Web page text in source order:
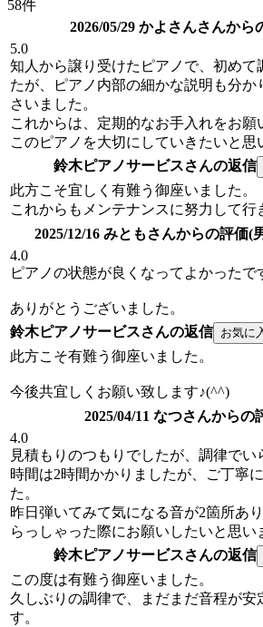
58件
2026/05/29 かよさんさんから
5.0
知人から譲り受けたピアノで、初めて
たが、ピアノ内部の細かな説明も分か
さいました。
これからは、定期的なお手入れをお願
このピアノを大切にしていきたいと思
鈴木ピアノサービスさんの返信
此方こそ宜しく有難う御座いました。
これからもメンテナンスに努力して行
2025/12/16 みともさんからの評価(
4.0
ピアノの状態が良くなってよかったで
ありがとうございました。
鈴木ピアノサービスさんの返信
此方こそ有難う御座いました。
今後共宜しくお願い致します♪(^^)
2025/04/11 なつさんからの
4.0
見積もりのつもりでしたが、調律でい
時間は2時間かかりましたが、ご丁寧
た。
昨日弾いてみて気になる音が2箇所あ
らっしゃった際にお願いしたいと思い
鈴木ピアノサービスさんの返信
この度は有難う御座いました。
久しぶりの調律で、まだまだ音程が安
す。